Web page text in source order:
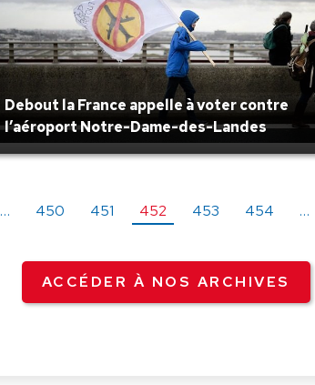
Debout la France appelle à voter contre
l’aéroport Notre-Dame-des-Landes
… 450 451 452 453 454 …
ACCÉDER À NOS ARCHIVES